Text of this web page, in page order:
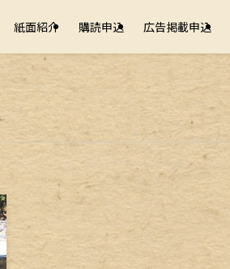
紙面紹介 購読申込 広告掲載申込